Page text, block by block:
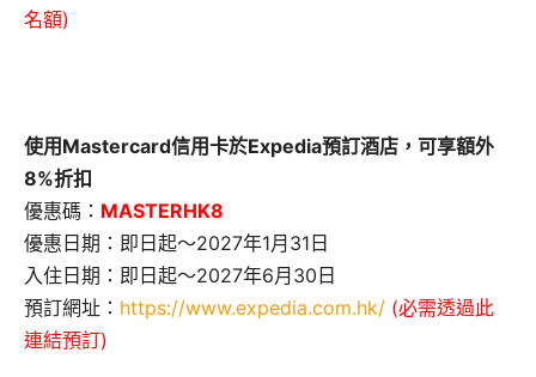
名額)
使用Mastercard信用卡於Expedia預訂酒店，可享額外
8%折扣
優惠碼： MASTERHK8
優惠日期：即日起～2027年1月31日
入住日期：即日起～2027年6月30日
預訂網址： https://www.expedia.com.hk/ (必需透過此
連結預訂)